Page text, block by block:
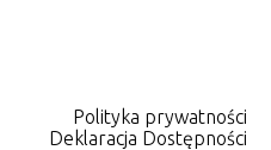
Polityka prywatności
Deklaracja Dostępności